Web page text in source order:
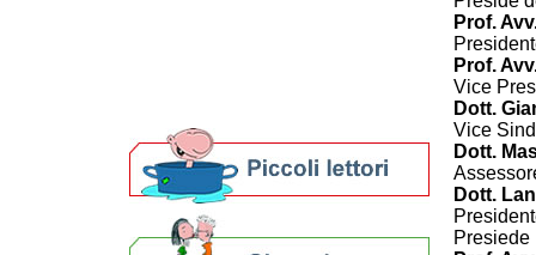
Prof.
Prof.
Vice
Dott.
Vice
Dott.
Dott.
Presiede